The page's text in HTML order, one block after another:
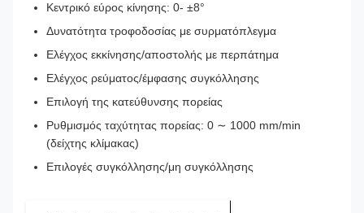
Κεντρικό εύρος κίνησης: 0- ±8°
Δυνατότητα τροφοδοσίας με συρματόπλεγμα
Ελέγχος εκκίνησης/αποστολής με περπάτημα
Ελέγχος ρεύματος/έμφασης συγκόλλησης
Επιλογή της κατεύθυνσης πορείας
Ρυθμισμός ταχύτητας πορείας: 0 ∼ 1000 mm/min
(δείχτης κλίμακας)
Επιλογές συγκόλλησης/μη συγκόλλησης